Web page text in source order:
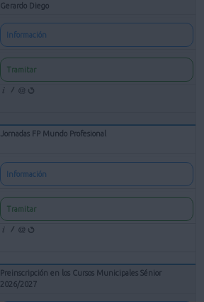
Gerardo Diego
Información
Tramitar
Jornadas FP Mundo Profesional
Información
Tramitar
Preinscripción en los Cursos Municipales Sénior
2026/2027